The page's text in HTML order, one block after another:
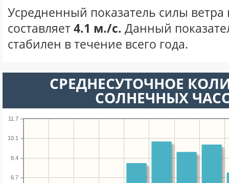
Усредненный показатель силы ветра
составляет4.1 м./с. Данный
стабилен в течение всего года.
СРЕДНЕСУТОЧНОЕ
СОЛНЕЧНЫХ
6.7
8.4
10.1
11.7